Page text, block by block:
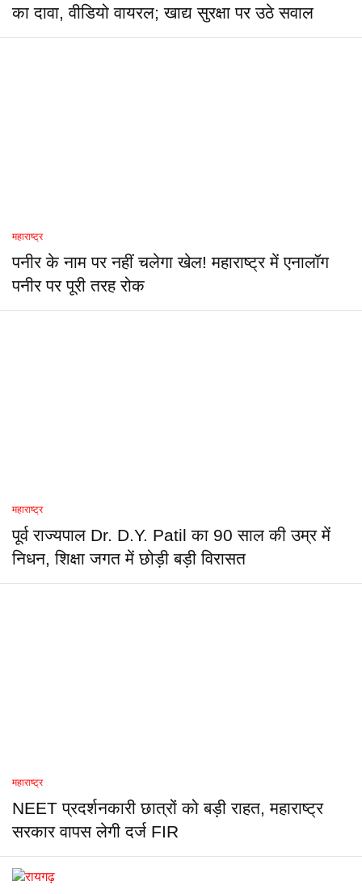
का दावा, वीडियो वायरल; खाद्य सुरक्षा पर उठे सवाल
महाराष्ट्र
पनीर के नाम पर नहीं चलेगा खेल! महाराष्ट्र में एनालॉग
पनीर पर पूरी तरह रोक
महाराष्ट्र
पूर्व राज्यपाल Dr. D.Y. Patil का 90 साल की उम्र में
निधन, शिक्षा जगत में छोड़ी बड़ी विरासत
महाराष्ट्र
NEET प्रदर्शनकारी छात्रों को बड़ी राहत, महाराष्ट्र
सरकार वापस लेगी दर्ज FIR